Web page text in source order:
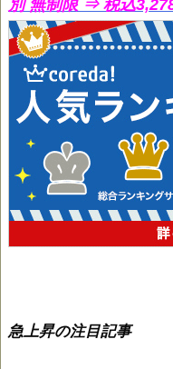
別 無制限 ⇒ 税込
急上昇の注目記事